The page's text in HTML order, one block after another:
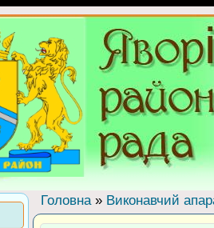
Головна» Виконавчий